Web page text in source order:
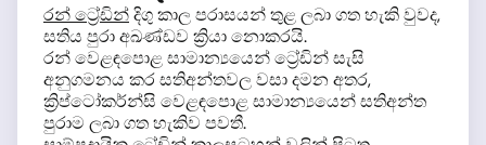
රන් ට්‍රේඩින්දිගු කාල පරාසයන් තුළ ලබා ගත හැකි වුවද,
සතිය පුරා අඛණ්ඩව ක්‍රියා නොකරයි.
රන් වෙළඳපොළ සාමාන්‍යයෙන් ට්‍රේඩින් සැසි
අනුගමනය කර සතිඅන්තවල වසා දමන අතර,
ක්‍රිප්ටෝකර්න්සි වෙළඳපොළ සාමාන්‍යයෙන් සතිඅන්ත
පුරාම ලබා ගත හැකිව පවතී.